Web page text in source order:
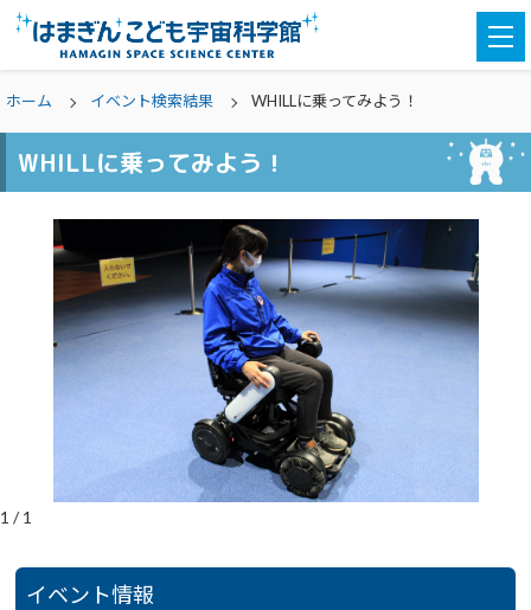
ホーム イベント検索結果 WHILLに乗ってみよう！
WHILLに乗ってみよう！
1 /1
イベント情報